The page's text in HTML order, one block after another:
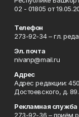
02 - 01805 от
Телефон
273-92-34 – гл.
Эл. почта
nivanp@mail.ru
Адрес
Адрес редакции:
Достоевского, д. 89.
Рекламная служба
273-92-36 – приём